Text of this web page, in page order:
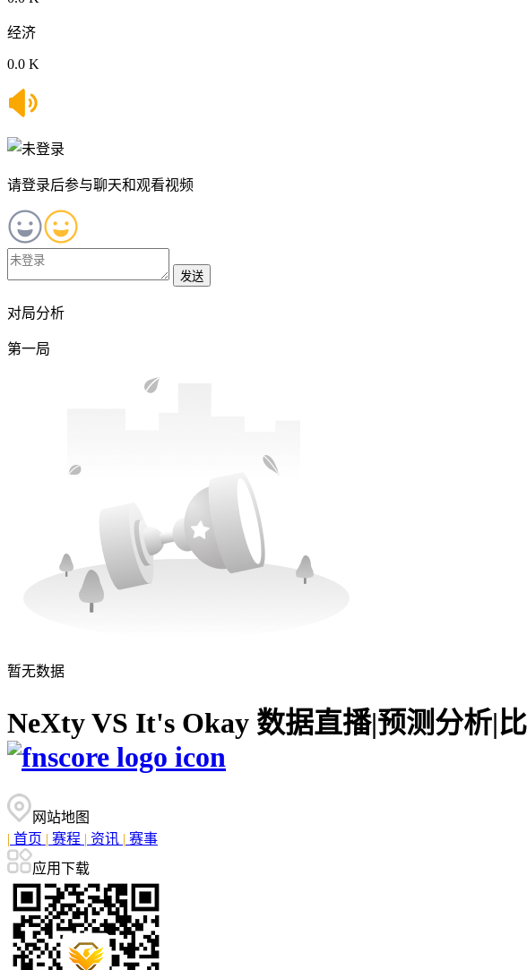
经济
0.0 K
请登录后参与聊天和观看视频
发送
对局分析
第一局
暂无数据
NeXty VS It's Okay 数据直播|预测分析|
网站地图
| 首页 | 赛程 | 资讯 | 赛事
应用下载